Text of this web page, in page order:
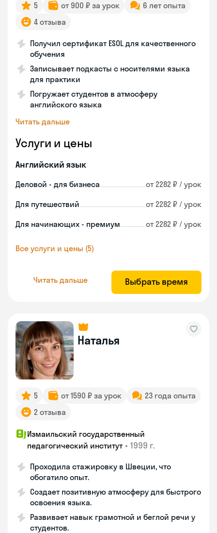
5 от 900 ₽ за урок
6 лет опыта
4 отзыва
Получил сертификат ESOL для качественного
обучения
Записывает подкасты с носителями языка
для практики
Погружает студентов в атмосферу
английского языка
Читать дальше
Услуги и цены
Английский язык
Деловой - для бизнеса от 2282 ₽ / урок
Для путешествий от 2282 ₽ / урок
Для начинающих - премиум от 2282 ₽ / урок
Все услуги и цены (5)
Читать дальше Выбрать время
Наталья
5 от 1590 ₽ за урок
23 года опыта
2 отзыва
Измаильский государственный
педагогический институт • 1999 г.
Проходила стажировку в Швеции, что
обогатило опыт.
Создает позитивную атмосферу для быстрого
освоения языка.
Развивает навык грамотной и беглой речи у
студентов.